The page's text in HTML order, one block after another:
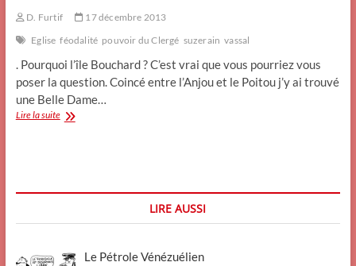
D. Furtif
17 décembre 2013
Eglise féodalité pouvoir du Clergé suzerain vassal
. Pourquoi l’île Bouchard ? C’est vrai que vous pourriez vous
poser la question. Coincé entre l’Anjou et le Poitou j’y ai trouvé
une Belle Dame…
Lire la suiteLe
LIRE AUSSI
Le Pétrole Vénézuélien